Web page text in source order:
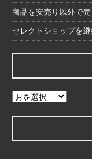
商品を安売り以外で
セレクトショップを